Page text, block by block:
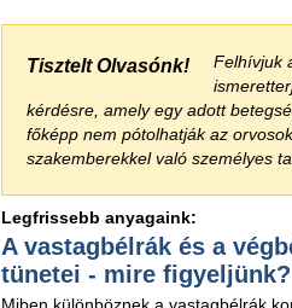
Tisztelt Olvasónk!
Felhívjuk
kérdésre, amely egy adott
főképp nem pótolhatják az
szakemberekkel való személyes
Legfrissebb anyagaink:
A vastagbélrák és a
tünetei - mire figyeljünk?